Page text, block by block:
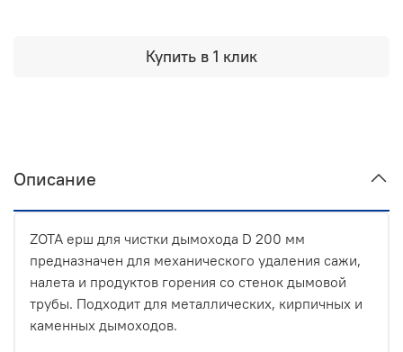
Купить в 1 клик
Описание
ZOTA ерш для чистки дымохода D 200 мм
предназначен для механического удаления сажи,
налета и продуктов горения со стенок дымовой
трубы. Подходит для металлических, кирпичных и
каменных дымоходов.